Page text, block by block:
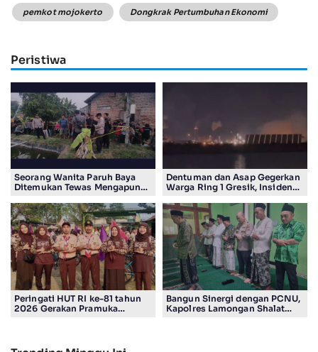
pemkot mojokerto Dongkrak Pertumbuhan Ekonomi
Peristiwa
Seorang Wanita Paruh Baya
Ditemukan Tewas Mengapung
Dentuman dan Asap Gegerkan
Warga Ring 1 Gresik, Insiden
Smelting
Peringati HUT RI ke-81 tahun
2026 Gerakan Pramuka
Bangun Sinergi dengan PCNU,
Kapolres Lamongan Shalat